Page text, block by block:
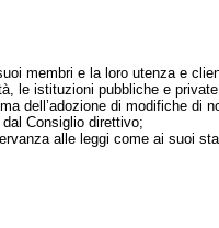
membri e la loro utenza e
le istituzioni pubbliche e
dell’adozione di modifiche
Consiglio direttivo;
alle leggi come ai suoi